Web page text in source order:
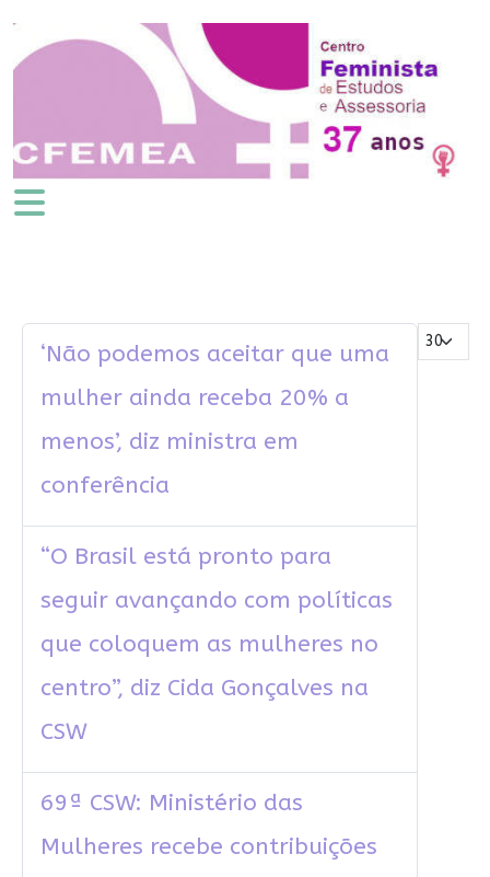
Mostrar #
‘Não podemos aceitar que uma
mulher ainda receba 20% a
menos’, diz ministra em
conferência
“O Brasil está pronto para
seguir avançando com políticas
que coloquem as mulheres no
centro”, diz Cida Gonçalves na
CSW
69ª CSW: Ministério das
Mulheres recebe contribuições